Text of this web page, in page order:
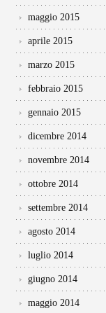
maggio 2015
aprile 2015
marzo 2015
febbraio 2015
gennaio 2015
dicembre 2014
novembre 2014
ottobre 2014
settembre 2014
agosto 2014
luglio 2014
giugno 2014
maggio 2014